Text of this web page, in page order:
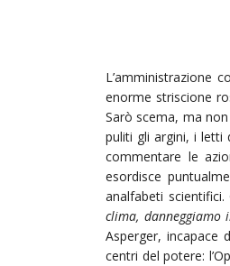
L’amministrazione
enorme striscione
Sarò scema, ma
puliti gli argini, i letti
commentare le
esordisce
analfabeti
clima, danneggiamo
Asperger, incapace
centri del potere: